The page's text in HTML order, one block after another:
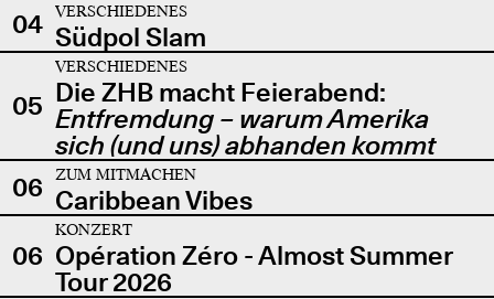
04 VERSCHIEDENES
Südpol Slam
05
VERSCHIEDENES
Die ZHB macht Feierabend:
Entfremdung – warum Amerika
sich (und uns) abhanden kommt
06
ZUM MITMACHEN
Caribbean Vibes
06
KONZERT
Opération Zéro - Almost Summer
Tour 2026